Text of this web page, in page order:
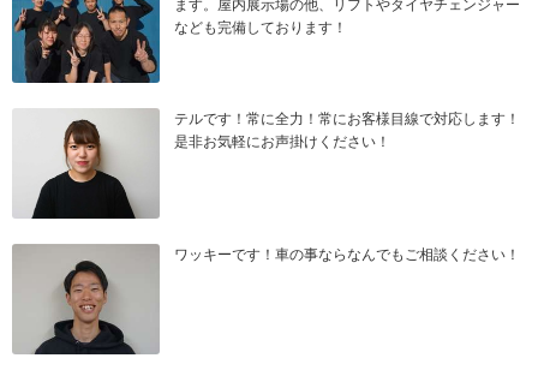
ます。屋内展示場の他、リフトやタイヤチェンジャー
なども完備しております！
テルです！常に全力！常にお客様目線で対応します！
是非お気軽にお声掛けください！
ワッキーです！車の事ならなんでもご相談ください！